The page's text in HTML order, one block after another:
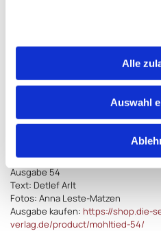
Alle
Auswahl
direkt
Copyright: DIE SEITE Verlag &
Ausgabe 54
Text: Detlef Arlt
Fotos: Anna Leste-Matzen
Ausgabe kaufen: https://shop.die-
verlag.de/product/mohltied-54/